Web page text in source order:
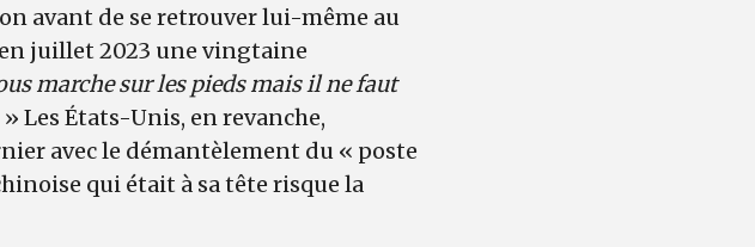
avant de se retrouver lui-même au
juillet 2023 une vingtaine
marche sur les pieds mais il ne faut
» Les États-Unis, en revanche,
avec le démantèlement du « poste
qui était à sa tête risque la